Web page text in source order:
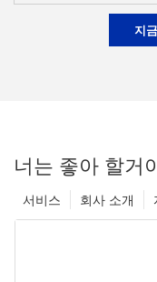
지
너는 좋아 할거
회사 소개
서비스